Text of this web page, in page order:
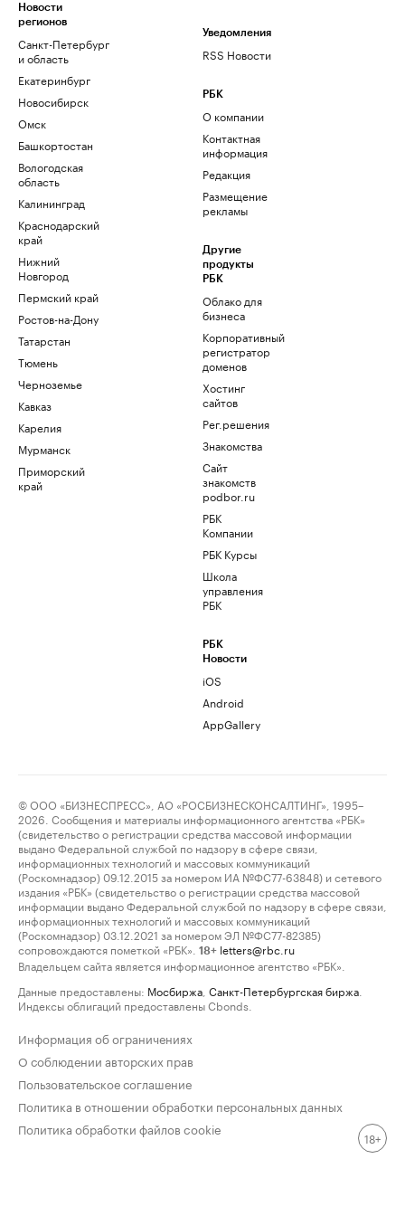
Новости
регионов
Санкт-Петербург
и область
Екатеринбург
Новосибирск
Омск
Башкортостан
Вологодская
область
Калининград
Краснодарский
край
Нижний
Новгород
Пермский край
Ростов-на-Дону
Татарстан
Тюмень
Черноземье
Кавказ
Карелия
Мурманск
Приморский
край
Уведомления
RSS Новости
РБК
О компании
Контактная
информация
Редакция
Размещение
рекламы
Другие
продукты
РБК
Облако для
бизнеса
Корпоративный
регистратор
доменов
Хостинг
сайтов
Рег.решения
Знакомства
Сайт
знакомств
podbor.ru
РБК
Компании
РБК Курсы
Школа
управления
РБК
РБК
Новости
iOS
Android
AppGallery
© ООО «БИЗНЕСПРЕСС», АО «РОСБИЗНЕСКОНСАЛТИНГ», 1995–
2026. Сообщения и материалы информационного агентства «РБК»
(свидетельство о регистрации средства массовой информации
выдано Федеральной службой по надзору в сфере связи,
информационных технологий и массовых коммуникаций
(Роскомнадзор) 09.12.2015 за номером ИА №ФС77-63848) и сетевого
издания «РБК» (свидетельство о регистрации средства массовой
информации выдано Федеральной службой по надзору в сфере связи,
информационных технологий и массовых коммуникаций
(Роскомнадзор) 03.12.2021 за номером ЭЛ №ФС77-82385)
сопровождаются пометкой «РБК».
18+ letters@rbc.ru
Владельцем сайта является информационное агентство «РБК».
Данные предоставлены: Мосбиржа Санкт-Петербургская биржа
Индексы облигаций предоставлены Cbonds.
Информация об ограничениях
О соблюдении авторских прав
Пользовательское соглашение
Политика в отношении обработки персональных данных
Политика обработки файлов cookie
18+